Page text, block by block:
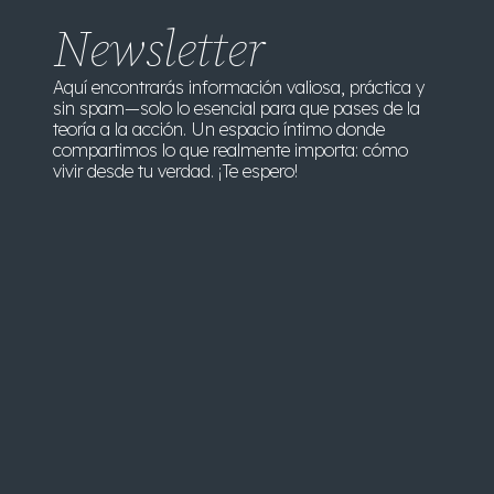
Newsletter
Aquí encontrarás información valiosa, práctica y
sin spam—solo lo esencial para que pases de la
teoría a la acción. Un espacio íntimo donde
compartimos lo que realmente importa: cómo
vivir desde tu verdad. ¡Te espero!